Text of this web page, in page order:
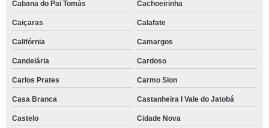
Cabana do Pai Tomás Cachoeirinha
Caiçaras Calafate
Califórnia Camargos
Candelária Cardoso
Carlos Prates Carmo Sion
Casa Branca Castanheira I Vale do Jatobá
Castelo Cidade Nova